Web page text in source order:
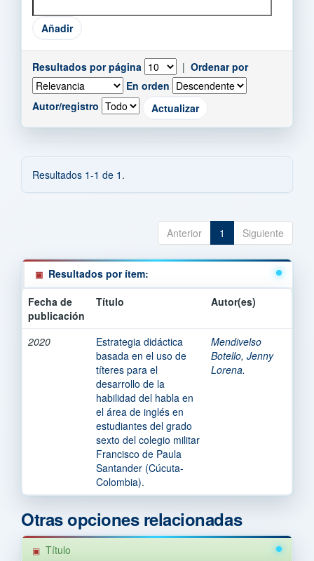
Resultados por página | Ordenar por
En orden
Autor/registro
Resultados 1-1 de 1.
Anterior 1 Siguiente
Resultados por ítem:
Fecha de
publicación
Título Autor(es)
2020
Estrategia didáctica
basada en el uso de
títeres para el
desarrollo de la
habilidad del habla en
el área de inglés en
estudiantes del grado
sexto del colegio militar
Francisco de Paula
Santander (Cúcuta-
Colombia).
Mendivelso
Botello, Jenny
Lorena.
Otras opciones relacionadas
Título